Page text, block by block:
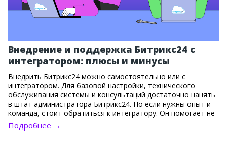
Внедрение и поддержка Битрикс24 с
интегратором: плюсы и минусы
Внедрить Битрикс24 можно самостоятельно или с
интегратором. Для базовой настройки, технического
обслуживания системы и консультаций достаточно нанять
в штат администратора Битрикс24. Но если нужны опыт и
команда, стоит обратиться к интегратору. Он помогает не
только установить систему, но и правильно выстроить
бизнес-процессы, настроить сложные связки инструментов
Подробнее →